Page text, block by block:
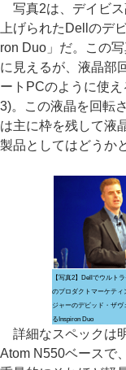
写真2は、デイビス
上げられたDellのデ
ron Duo」だ。この
に見えるが、液晶部
ートPCのように使
3)。この液晶を回転
は主に枠を残して液
製品としてはどうか
【写真2】Dellでウルト
のプロダクトマーケティ
ジャーのデビッド・ザヴ
るInspiron Duo
詳細なスペックは
Atom N550ベースで